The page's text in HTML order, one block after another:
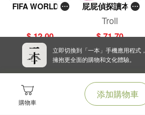
購物車
添加購物車
FIFA WORLD C
包）
$ 12.00
屁屁偵探讀本(1
3)－－對決！怪
篇）
Troll
$ 71.70
立即切換到「一本」手機應用程式，
擁抱更全面的購物和文化體驗。